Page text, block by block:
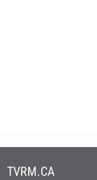
TVRM.CA